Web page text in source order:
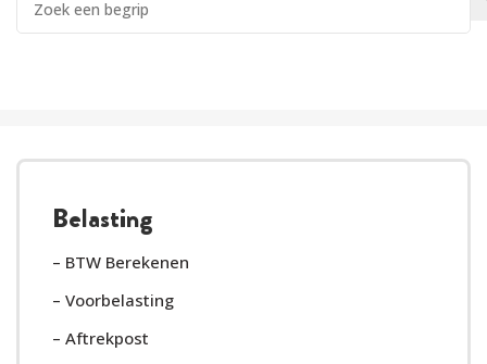
Belasting
– BTW Berekenen
– Voorbelasting
– Aftrekpost